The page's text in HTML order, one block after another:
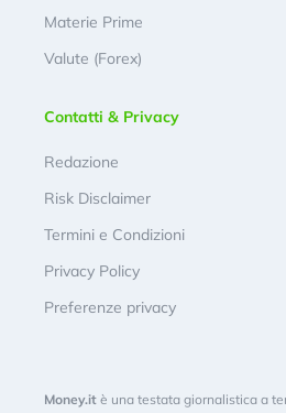
Materie Prime
Valute (Forex)
Contatti & Privacy
Redazione
Risk Disclaimer
Termini e Condizioni
Privacy Policy
Preferenze privacy
Money.it è una testata giornalistica a